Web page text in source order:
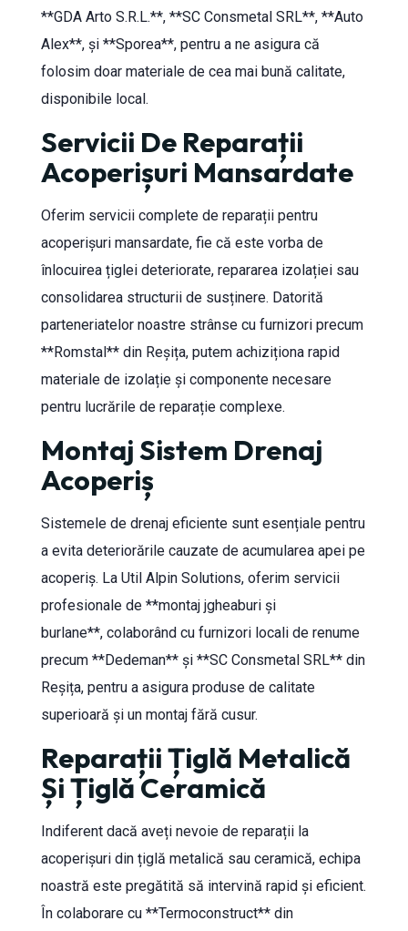
**GDA Arto S.R.L.**, **SC Consmetal SRL**, **Auto
Alex**, și **Sporea**, pentru a ne asigura că
folosim doar materiale de cea mai bună calitate,
disponibile local.
Servicii De Reparații
Acoperișuri Mansardate
Oferim servicii complete de reparații pentru
acoperișuri mansardate, fie că este vorba de
înlocuirea țiglei deteriorate, repararea izolației sau
consolidarea structurii de susținere. Datorită
parteneriatelor noastre strânse cu furnizori precum
**Romstal** din Reșița, putem achiziționa rapid
materiale de izolație și componente necesare
pentru lucrările de reparație complexe.
Montaj Sistem Drenaj
Acoperiș
Sistemele de drenaj eficiente sunt esențiale pentru
a evita deteriorările cauzate de acumularea apei pe
acoperiș. La Util Alpin Solutions, oferim servicii
profesionale de **montaj jgheaburi și
burlane**, colaborând cu furnizori locali de renume
precum **Dedeman** și **SC Consmetal SRL** din
Reșița, pentru a asigura produse de calitate
superioară și un montaj fără cusur.
Reparații Țiglă Metalică
Și Țiglă Ceramică
Indiferent dacă aveți nevoie de reparații la
acoperișuri din țiglă metalică sau ceramică, echipa
noastră este pregătită să intervină rapid și eficient.
În colaborare cu **Termoconstruct** din